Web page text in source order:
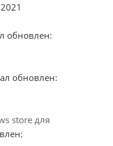
обновлен:
обновлен:
store для